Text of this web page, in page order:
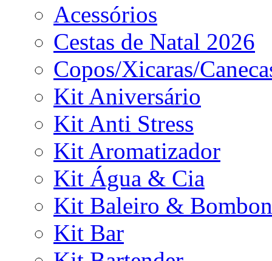
Acessórios
Cestas de Natal 2026
Copos/Xicaras/
Kit Aniversário
Kit Anti Stress
Kit Aromatizador
Kit Água & Cia
Kit Baleiro &
Kit Bar